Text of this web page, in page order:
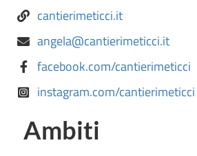
cantierimeticci.it
angela@cantierimeticci.it
facebook.com/cantierimeticci
instagram.com/cantierimeticci
Ambiti